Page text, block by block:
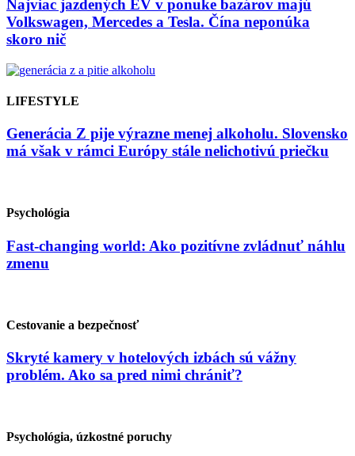
Najviac jazdených EV v ponuke bazárov majú
Volkswagen, Mercedes a Tesla. Čína neponúka
skoro nič
LIFESTYLE
Generácia Z pije výrazne menej alkoholu. Slovensko
má však v rámci Európy stále nelichotivú priečku
Psychológia
Fast-changing world: Ako pozitívne zvládnuť náhlu
zmenu
Cestovanie a bezpečnosť
Skryté kamery v hotelových izbách sú vážny
problém. Ako sa pred nimi chrániť?
Psychológia, úzkostné poruchy